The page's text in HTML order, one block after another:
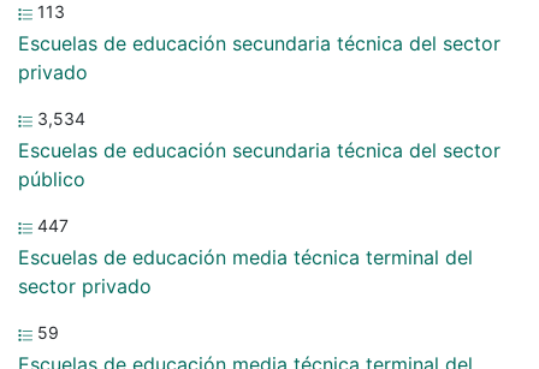
113
Escuelas de educación secundaria técnica del sector
privado
3,534
Escuelas de educación secundaria técnica del sector
público
447
Escuelas de educación media técnica terminal del
sector privado
59